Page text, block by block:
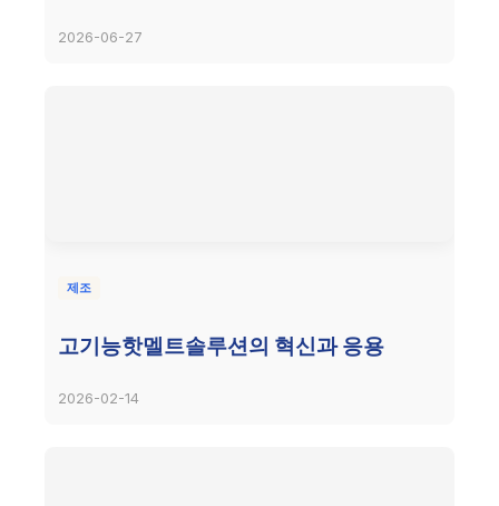
2026-06-27
제조
고기능핫멜트솔루션의 혁신과 응용
2026-02-14